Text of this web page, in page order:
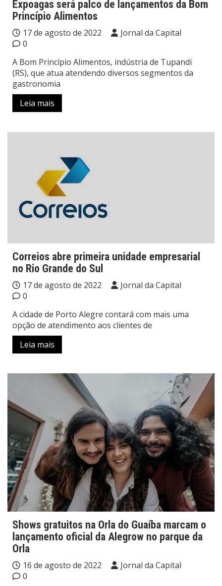
Expoagas será palco de lançamentos da Bom
Princípio Alimentos
17 de agosto de 2022
Jornal da Capital
0
A Bom Princípio Alimentos, indústria de Tupandi
(RS), que atua atendendo diversos segmentos da
gastronomia
Leia mais
Correios abre primeira unidade empresarial
no Rio Grande do Sul
17 de agosto de 2022
Jornal da Capital
0
A cidade de Porto Alegre contará com mais uma
opção de atendimento aos clientes de
Leia mais
Shows gratuitos na Orla do Guaíba marcam o
lançamento oficial da Alegrow no parque da
Orla
16 de agosto de 2022
Jornal da Capital
0